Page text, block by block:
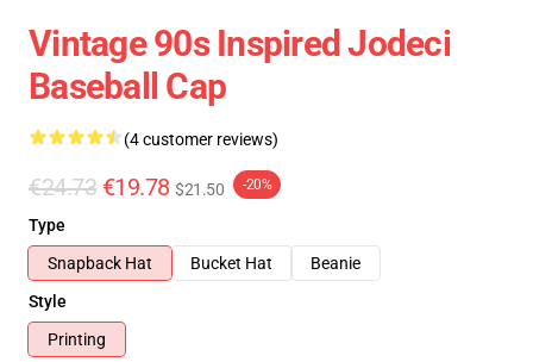
Vintage 90s Inspired Jodeci
Baseball Cap
(4 customer reviews)
€24.73 €19.78 $21.50 -20%
Type
Snapback Hat
Bucket Hat
Beanie
Style
Printing